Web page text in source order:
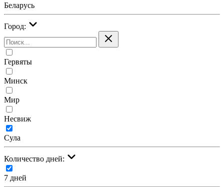
Беларусь
Город:
Гервяты
Минск
Мир
Несвиж
Сула
Количество дней:
7 дней